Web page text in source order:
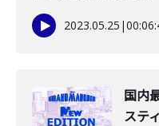
2023.05.25 |
国内
ステ